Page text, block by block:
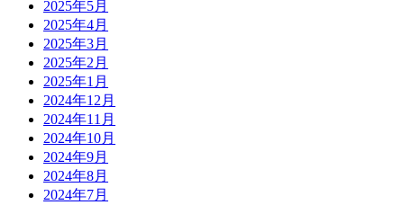
2025年5月
2025年4月
2025年3月
2025年2月
2025年1月
2024年12月
2024年11月
2024年10月
2024年9月
2024年8月
2024年7月